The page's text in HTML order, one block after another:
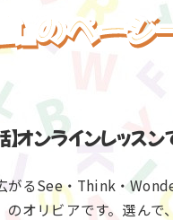
』のページ
オンラインレッスン
がるSee・Think・
オリビアです。選ん